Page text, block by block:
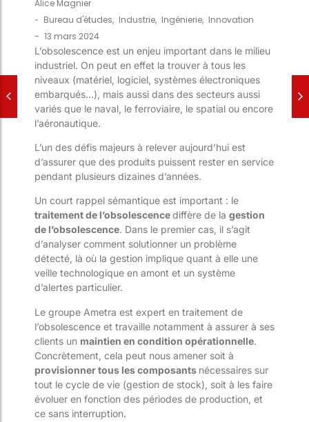
Alice Magnier
- Bureau d'études, Industrie, Ingénierie, Innovation
- 13 mars 2024
L’obsolescence est un enjeu important dans le milieu
industriel. On peut en effet la trouver à tous les
niveaux (matériel, logiciel, systèmes électroniques
embarqués…), mais aussi dans des secteurs aussi
variés que le naval, le ferroviaire, le spatial ou encore
l’aéronautique.
L’un des défis majeurs à relever aujourd’hui est
d’assurer que des produits puissent rester en service
pendant plusieurs dizaines d’années.
Un court rappel sémantique est important : le
traitement de l’obsolescencediffère de la gestion
de l’obsolescence. Dans le premier cas, il s’agit
d’analyser comment solutionner un problème
détecté, là où la gestion implique quant à elle une
veille technologique en amont et un système
d’alertes particulier.
Le groupe Ametra est expert en traitement de
l’obsolescence et travaille notamment à assurer à ses
clients un maintien en condition opérationnelle.
Concrètement, cela peut nous amener soit à
provisionner tous les composants nécessaires sur
tout le cycle de vie (gestion de stock), soit à les faire
évoluer en fonction des périodes de production, et
ce sans interruption.